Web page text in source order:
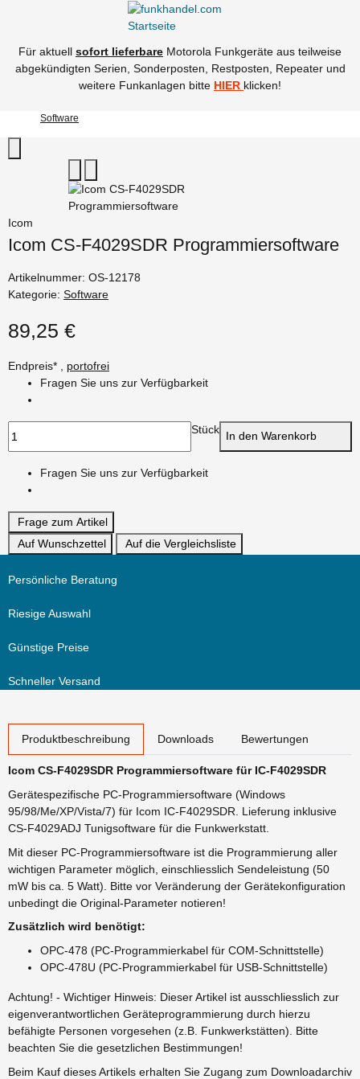
Für aktuell sofort lieferbare Motorola Funkgeräte aus teilweise
abgekündigten Serien, Sonderposten, Restposten, Repeater und
weitere Funkanlagen bitte HIER klicken!
Software
Icom
Icom CS-F4029SDR Programmiersoftware
Artikelnummer: OS-12178
Kategorie: Software
89,25 €
Endpreis* , portofrei
Fragen Sie uns zur Verfügbarkeit
Stück In den Warenkorb
Fragen Sie uns zur Verfügbarkeit
Frage zum Artikel
Auf Wunschzettel
Auf die Vergleichsliste
Persönliche Beratung
Riesige Auswahl
Günstige Preise
Schneller Versand
Produktbeschreibung Downloads Bewertungen
Icom CS-F4029SDR Programmiersoftware für IC-F4029SDR
Gerätespezifische PC-Programmiersoftware (Windows
95/98/Me/XP/Vista/7) für Icom IC-F4029SDR. Lieferung inklusive
CS-F4029ADJ Tunigsoftware für die Funkwerkstatt.
Mit dieser PC-Programmiersoftware ist die Programmierung aller
wichtigen Parameter möglich, einschliesslich Sendeleistung (50
mW bis ca. 5 Watt). Bitte vor Veränderung der Gerätekonfiguration
unbedingt die Original-Parameter notieren!
Zusätzlich wird benötigt:
OPC-478 (PC-Programmierkabel für COM-Schnittstelle)
OPC-478U (PC-Programmierkabel für USB-Schnittstelle)
Achtung! - Wichtiger Hinweis: Dieser Artikel ist ausschliesslich zur
eigenverantwortlichen Geräteprogrammierung durch hierzu
befähigte Personen vorgesehen (z.B. Funkwerkstätten). Bitte
beachten Sie die gesetzlichen Bestimmungen!
Beim Kauf dieses Artikels erhalten Sie Zugang zum Downloadarchiv